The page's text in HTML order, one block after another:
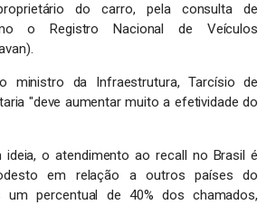
do carro, pela consulta de
o Registro Nacional de Veículos
ministro da Infraestrutura, Tarcísio de
"deve aumentar muito a efetividade do
ideia, o atendimento ao recall no Brasil é
em relação a outros países do
um percentual de 40% dos chamados,